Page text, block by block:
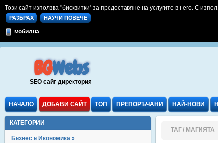
Този сайт използва "бисквитки" за предоставяне на услугите в него. С
РАЗБРАХ НАУЧИ ПОВЕЧЕ
мобилна
BGWebs
SEO сайт директория
НАЧАЛО ДОБАВИ САЙТ ТОП ПРЕПОРЪЧАНИ НАЙ-НОВИ
КАТЕГОРИИ
Бизнес и Икономика »
ТАГ / МАГИЯТА